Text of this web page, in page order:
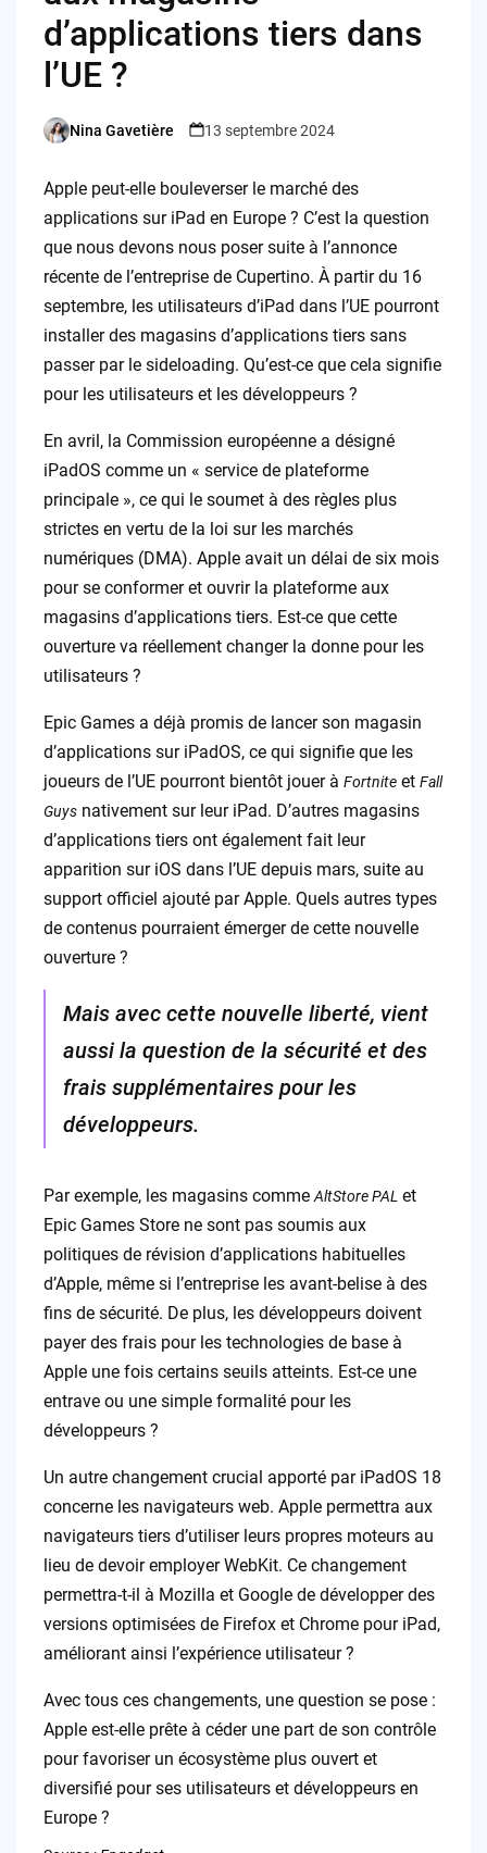
d’applications tiers dans
l’UE ?
Posted
Nina Gavetière 13 septembre 2024
Apple peut-elle bouleverser le marché des
applications sur iPad en Europe ? C’est la question
que nous devons nous poser suite à l’annonce
récente de l’entreprise de Cupertino. À partir du 16
septembre, les utilisateurs d’iPad dans l’UE pourront
installer des magasins d’applications tiers sans
passer par le sideloading. Qu’est-ce que cela signifie
pour les utilisateurs et les développeurs ?
En avril, la Commission européenne a désigné
iPadOS comme un « service de plateforme
principale », ce qui le soumet à des règles plus
strictes en vertu de la loi sur les marchés
numériques (DMA). Apple avait un délai de six mois
pour se conformer et ouvrir la plateforme aux
magasins d’applications tiers. Est-ce que cette
ouverture va réellement changer la donne pour les
utilisateurs ?
Epic Games a déjà promis de lancer son magasin
d’applications sur iPadOS, ce qui signifie que les
joueurs de l’UE pourront bientôt jouer à Fortniteet Fall
Guysnativement sur leur iPad. D’autres magasins
d’applications tiers ont également fait leur
apparition sur iOS dans l’UE depuis mars, suite au
support officiel ajouté par Apple. Quels autres types
de contenus pourraient émerger de cette nouvelle
ouverture ?
Mais avec cette nouvelle liberté, vient
aussi la question de la sécurité et des
frais supplémentaires pour les
développeurs.
Par exemple, les magasins commeAltStore PALet
Epic Games Store ne sont pas soumis aux
politiques de révision d’applications habituelles
d’Apple, même si l’entreprise les avant-belise à des
fins de sécurité. De plus, les développeurs doivent
payer des frais pour les technologies de base à
Apple une fois certains seuils atteints. Est-ce une
entrave ou une simple formalité pour les
développeurs ?
Un autre changement crucial apporté par iPadOS 18
concerne les navigateurs web. Apple permettra aux
navigateurs tiers d’utiliser leurs propres moteurs au
lieu de devoir employer WebKit. Ce changement
permettra-t-il à Mozilla et Google de développer des
versions optimisées de Firefox et Chrome pour iPad,
améliorant ainsi l’expérience utilisateur ?
Avec tous ces changements, une question se pose :
Apple est-elle prête à céder une part de son contrôle
pour favoriser un écosystème plus ouvert et
diversifié pour ses utilisateurs et développeurs en
Europe ?